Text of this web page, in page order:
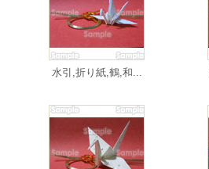
水引,折り紙,鶴,和...